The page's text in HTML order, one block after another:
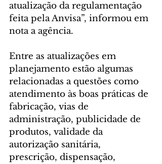
atualização da regulamentação
feita pela Anvisa”, informou em
nota a agência.
Entre as atualizações em
planejamento estão algumas
relacionadas a questões como
atendimento às boas práticas de
fabricação, vias de
administração, publicidade de
produtos, validade da
autorização sanitária,
prescrição, dispensação,